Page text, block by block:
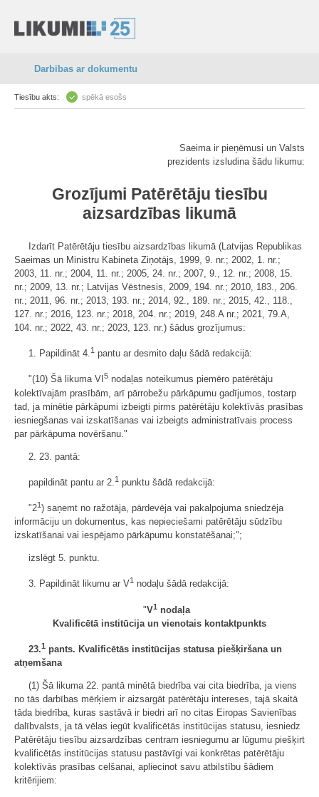
Darbības ar dokumentu
Tiesību akts: spēkā esošs
Saeima ir pieņēmusi un Valsts
prezidents izsludina šādu likumu:
Grozījumi Patērētāju tiesību
aizsardzības likumā
Izdarīt Patērētāju tiesību aizsardzības likumā (Latvijas Republikas
Saeimas un Ministru Kabineta Ziņotājs, 1999, 9. nr.; 2002, 1. nr.;
2003, 11. nr.; 2004, 11. nr.; 2005, 24. nr.; 2007, 9., 12. nr.; 2008, 15.
nr.; 2009, 13. nr.; Latvijas Vēstnesis, 2009, 194. nr.; 2010, 183., 206.
nr.; 2011, 96. nr.; 2013, 193. nr.; 2014, 92., 189. nr.; 2015, 42., 118.,
127. nr.; 2016, 123. nr.; 2018, 204. nr.; 2019, 248.A nr.; 2021, 79.A,
104. nr.; 2022, 43. nr.; 2023, 123. nr.) šādus grozījumus:
1. Papildināt 4.1 pantu ar desmito daļu šādā redakcijā:
"(10) Šā likuma VI 5 nodaļas noteikumus piemēro patērētāju
kolektīvajām prasībām, arī pārrobežu pārkāpumu gadījumos, tostarp
tad, ja minētie pārkāpumi izbeigti pirms patērētāju kolektīvās prasības
iesniegšanas vai izskatīšanas vai izbeigts administratīvais process
par pārkāpuma novēršanu."
2. 23. pantā:
papildināt pantu ar 2. 1 punktu šādā redakcijā:
"21) saņemt no ražotāja, pārdevēja vai pakalpojuma sniedzēja
informāciju un dokumentus, kas nepieciešami patērētāju sūdzību
izskatīšanai vai iespējamo pārkāpumu konstatēšanai;";
izslēgt 5. punktu.
3. Papildināt likumu ar V1 nodaļu šādā redakcijā:
"V1 nodaļa
Kvalificētā institūcija un vienotais kontaktpunkts
23.1 pants. Kvalificētās institūcijas statusa piešķiršana un
atņemšana
(1) Šā likuma 22. pantā minētā biedrība vai cita biedrība, ja viens
no tās darbības mērķiem ir aizsargāt patērētāju intereses, tajā skaitā
tāda biedrība, kuras sastāvā ir biedri arī no citas Eiropas Savienības
dalībvalsts, ja tā vēlas iegūt kvalificētās institūcijas statusu, iesniedz
Patērētāju tiesību aizsardzības centram iesniegumu ar lūgumu piešķirt
kvalificētās institūcijas statusu pastāvīgi vai konkrētas patērētāju
kolektīvās prasības celšanai, apliecinot savu atbilstību šādiem
kritērijiem: